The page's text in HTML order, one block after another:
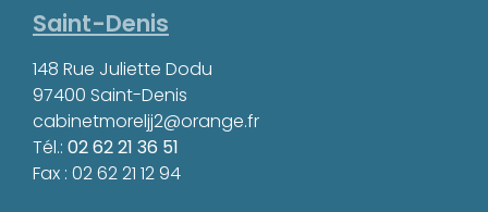
Saint-Denis
148 Rue Juliette Dodu
97400 Saint-Denis
cabinetmoreljj2@orange.fr
Tél.: 02 62 21 36 51
Fax : 02 62 21 12 94